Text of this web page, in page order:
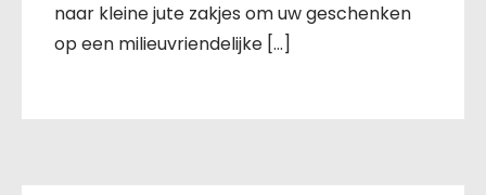
naar kleine jute zakjes om uw geschenken
op een milieuvriendelijke […]